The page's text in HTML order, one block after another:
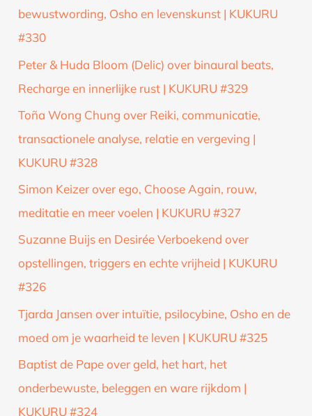
bewustwording, Osho en levenskunst | KUKURU
#330
Peter & Huda Bloom (Delic) over binaural beats,
Recharge en innerlijke rust | KUKURU #329
Toña Wong Chung over Reiki, communicatie,
transactionele analyse, relatie en vergeving |
KUKURU #328
Simon Keizer over ego, Choose Again, rouw,
meditatie en meer voelen | KUKURU #327
Suzanne Buijs en Desirée Verboekend over
opstellingen, triggers en echte vrijheid | KUKURU
#326
Tjarda Jansen over intuïtie, psilocybine, Osho en de
moed om je waarheid te leven | KUKURU #325
Baptist de Pape over geld, het hart, het
onderbewuste, beleggen en ware rijkdom |
KUKURU #324